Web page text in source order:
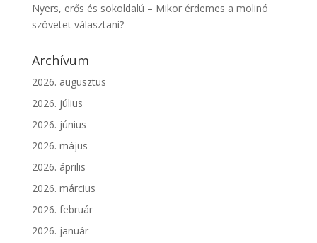
Nyers, erős és sokoldalú – Mikor érdemes a molinó
szövetet választani?
Archívum
2026. augusztus
2026. július
2026. június
2026. május
2026. április
2026. március
2026. február
2026. január